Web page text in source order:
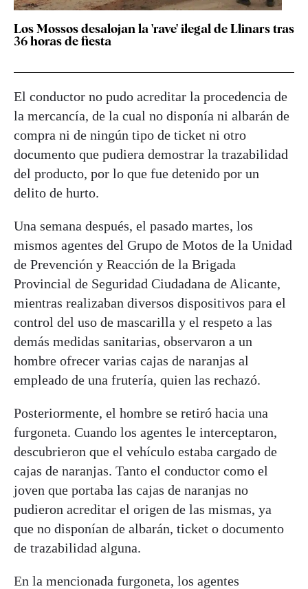
Los Mossos desalojan la 'rave' ilegal de Llinars tras
36 horas de fiesta
El conductor no pudo acreditar la procedencia de
la mercancía, de la cual no disponía ni albarán de
compra ni de ningún tipo de ticket ni otro
documento que pudiera demostrar la trazabilidad
del producto, por lo que fue detenido por un
delito de hurto.
Una semana después, el pasado martes, los
mismos agentes del Grupo de Motos de la Unidad
de Prevención y Reacción de la Brigada
Provincial de Seguridad Ciudadana de Alicante,
mientras realizaban diversos dispositivos para el
control del uso de mascarilla y el respeto a las
demás medidas sanitarias, observaron a un
hombre ofrecer varias cajas de naranjas al
empleado de una frutería, quien las rechazó.
Posteriormente, el hombre se retiró hacia una
furgoneta. Cuando los agentes le interceptaron,
descubrieron que el vehículo estaba cargado de
cajas de naranjas. Tanto el conductor como el
joven que portaba las cajas de naranjas no
pudieron acreditar el origen de las mismas, ya
que no disponían de albarán, ticket o documento
de trazabilidad alguna.
En la mencionada furgoneta, los agentes